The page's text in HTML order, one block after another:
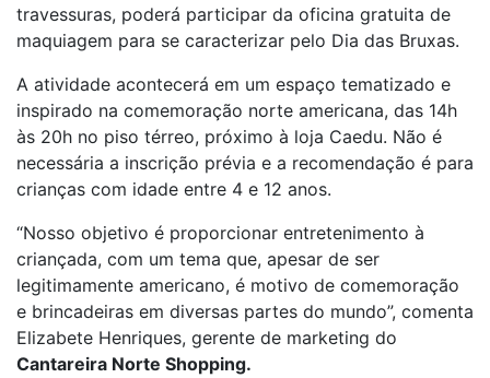
travessuras, poderá participar da oficina gratuita de
maquiagem para se caracterizar pelo Dia das Bruxas.
A atividade acontecerá em um espaço tematizado e
inspirado na comemoração norte americana, das 14h
às 20h no piso térreo, próximo à loja Caedu. Não é
necessária a inscrição prévia e a recomendação é para
crianças com idade entre 4 e 12 anos.
“Nosso objetivo é proporcionar entretenimento à
criançada, com um tema que, apesar de ser
legitimamente americano, é motivo de comemoração
e brincadeiras em diversas partes do mundo”, comenta
Elizabete Henriques, gerente de marketing do
Cantareira Norte Shopping.